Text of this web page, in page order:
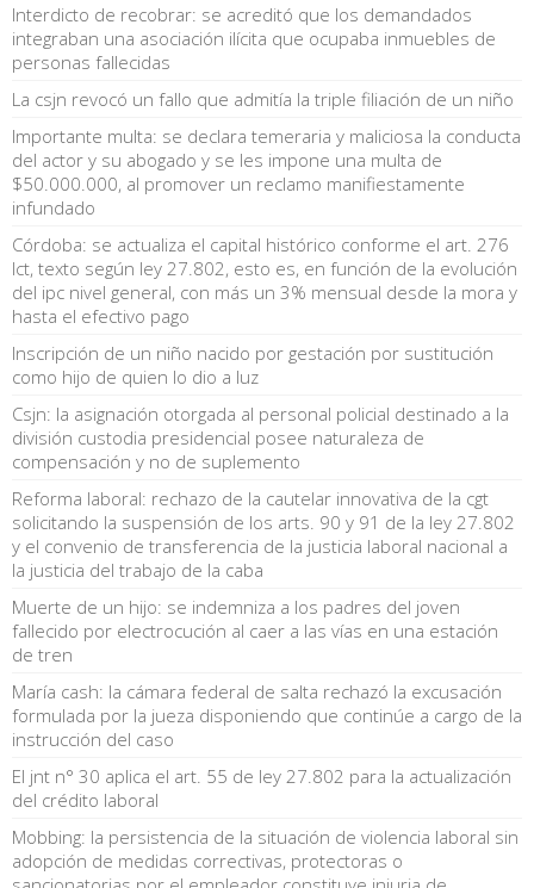
Interdicto de recobrar: se acreditó que los demandados
integraban una asociación ilícita que ocupaba inmuebles de
personas fallecidas
La csjn revocó un fallo que admitía la triple filiación de un niño
Importante multa: se declara temeraria y maliciosa la conducta
del actor y su abogado y se les impone una multa de
$50.000.000, al promover un reclamo manifiestamente
infundado
Córdoba: se actualiza el capital histórico conforme el art. 276
lct, texto según ley 27.802, esto es, en función de la evolución
del ipc nivel general, con más un 3% mensual desde la mora y
hasta el efectivo pago
Inscripción de un niño nacido por gestación por sustitución
como hijo de quien lo dio a luz
Csjn: la asignación otorgada al personal policial destinado a la
división custodia presidencial posee naturaleza de
compensación y no de suplemento
Reforma laboral: rechazo de la cautelar innovativa de la cgt
solicitando la suspensión de los arts. 90 y 91 de la ley 27.802
y el convenio de transferencia de la justicia laboral nacional a
la justicia del trabajo de la caba
Muerte de un hijo: se indemniza a los padres del joven
fallecido por electrocución al caer a las vías en una estación
de tren
María cash: la cámara federal de salta rechazó la excusación
formulada por la jueza disponiendo que continúe a cargo de la
instrucción del caso
El jnt n° 30 aplica el art. 55 de ley 27.802 para la actualización
del crédito laboral
Mobbing: la persistencia de la situación de violencia laboral sin
adopción de medidas correctivas, protectoras o